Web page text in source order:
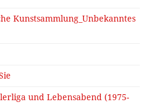
Kunstsammlung_Unbekanntes
und Lebensabend (1975-